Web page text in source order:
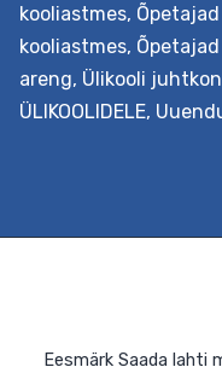
kooliastmes,
kooliastmes,
areng, Ülikooli
ÜLIKOOLIDELE,